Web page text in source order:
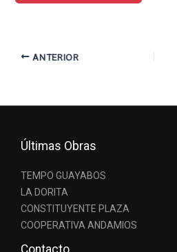
ANTERIOR
Últimas Obras
TEMPO GUAYABOS
LA DORITA
CONSTITUYENTE PLAZA
COOPERATIVA ANDAMIOS
Contacto